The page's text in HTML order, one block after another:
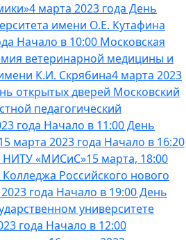
4 марта 2023 года День
имени О.Е. Кутафина
Начало в 10:00 Московская
ветеринарной медицины и
К.И. Скрябина4 марта 2023
открытых дверей Московский
педагогический
года Начало в 11:00 День
марта 2023 года Начало в 16:20
НИТУ «МИСиС»15 марта, 18:00
Российского нового
года Начало в 19:00 День
университете
года Начало в 12:00